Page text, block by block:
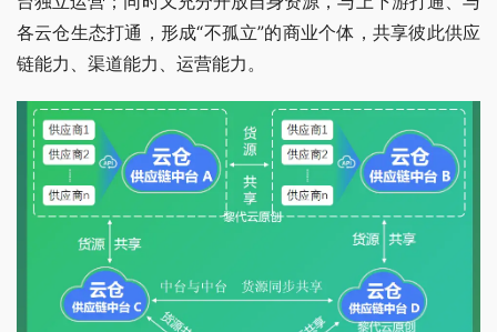
各云仓生态打通，形成“不孤立”的商业个体，共享彼此供应
链能力、渠道能力、运营能力。